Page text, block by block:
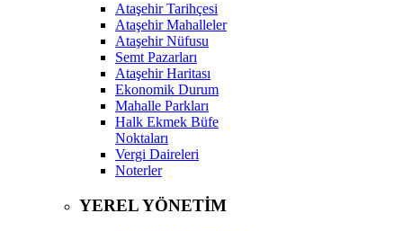
Ataşehir Tarihçesi
Ataşehir Mahalleler
Ataşehir Nüfusu
Semt Pazarları
Ataşehir Haritası
Ekonomik Durum
Mahalle Parkları
Halk Ekmek Büfe
Noktaları
Vergi Daireleri
Noterler
YEREL YÖNETİM